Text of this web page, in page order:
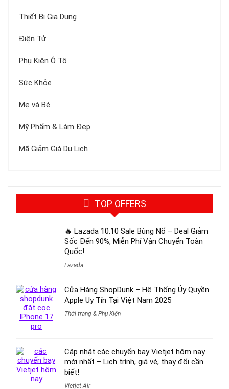
Thiết Bị Gia Dụng
Điện Tử
Phụ Kiện Ô Tô
Sức Khỏe
Mẹ và Bé
Mỹ Phẩm & Làm Đẹp
Mã Giảm Giá Du Lịch
TOP OFFERS
🔥 Lazada 10.10 Sale Bùng Nổ – Deal Giảm
Sốc Đến 90%, Miễn Phí Vận Chuyển Toàn
Quốc!
Lazada
Cửa Hàng ShopDunk – Hệ Thống Ủy Quyền
Apple Uy Tín Tại Việt Nam 2025
Thời trang & Phụ Kiện
Cập nhật các chuyến bay Vietjet hôm nay
mới nhất – Lịch trình, giá vé, thay đổi cần
biết!
Vietjet Air